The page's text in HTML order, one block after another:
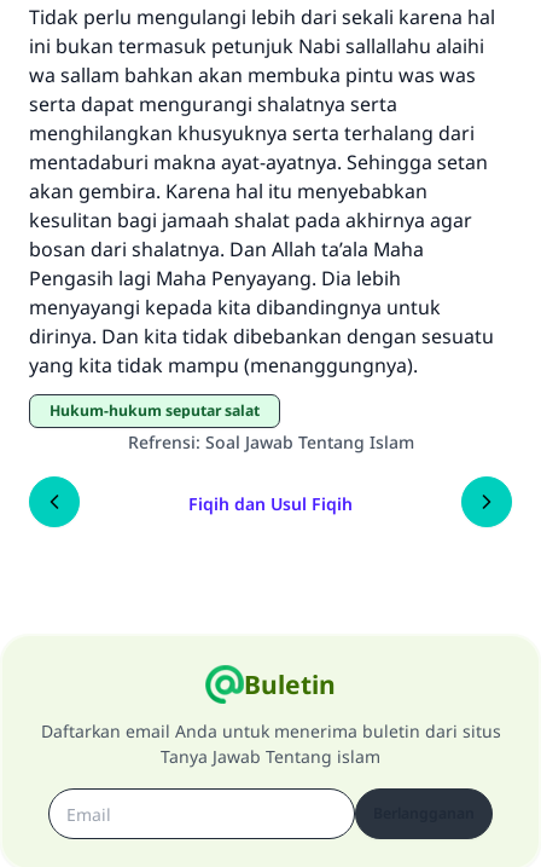
Tidak perlu mengulangi lebih dari sekali karena hal
ini bukan termasuk petunjuk Nabi sallallahu alaihi
wa sallam bahkan akan membuka pintu was was
serta dapat mengurangi shalatnya serta
menghilangkan khusyuknya serta terhalang dari
mentadaburi makna ayat-ayatnya. Sehingga setan
akan gembira. Karena hal itu menyebabkan
kesulitan bagi jamaah shalat pada akhirnya agar
bosan dari shalatnya. Dan Allah ta’ala Maha
Pengasih lagi Maha Penyayang. Dia lebih
menyayangi kepada kita dibandingnya untuk
dirinya. Dan kita tidak dibebankan dengan sesuatu
yang kita tidak mampu (menanggungnya).
Hukum-hukum seputar salat
Refrensi: Soal Jawab Tentang Islam
Fiqih dan Usul Fiqih
Buletin
Daftarkan email Anda untuk menerima buletin dari situs
Tanya Jawab Tentang islam